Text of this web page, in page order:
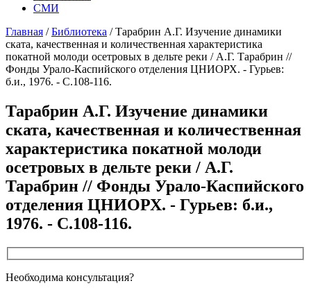
СМИ
Главная /Библиотека /Тарабрин А.Г. Изучение динамики
ската, качественная и количественная характеристика
покатной молоди осетровых в дельте реки / А.Г. Тарабрин //
Фонды Урало-Каспийского отделения ЦНИОРХ. - Гурьев:
б.и., 1976. - С.108-116.
Тарабрин А.Г. Изучение динамики
ската, качественная и количественная
характеристика покатной молоди
осетровых в дельте реки / А.Г.
Тарабрин // Фонды Урало-Каспийского
отделения ЦНИОРХ. - Гурьев: б.и.,
1976. - С.108-116.
Необходима консультация?